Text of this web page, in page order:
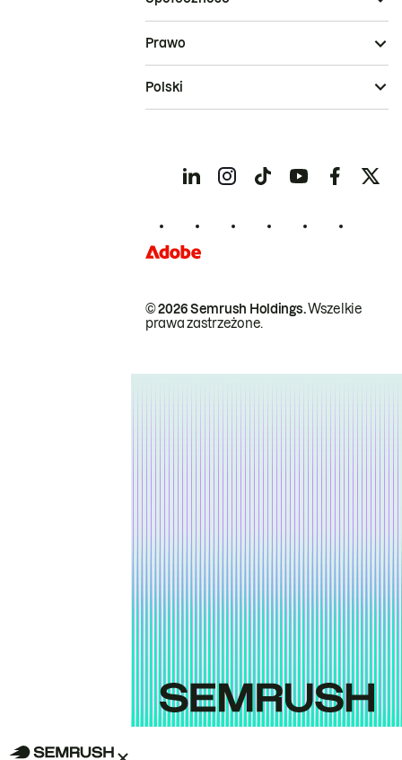
© 2026 Semrush Holdings.Wszelkie
prawa zastrzeżone.
Prawo
Polski